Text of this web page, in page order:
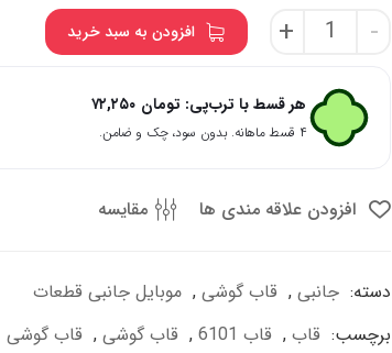
-
قاب
گوشی
نوکیا
مدل
عدد
+ افزودن به سبد خرید
هر قسط با ترب‌پی: ۷۲,۲۵۰ تومان
۴ قسط ماهانه. بدون سود، چک و ضامن.
افزودن علاقه مندی ها مقایسه
دسته: جانبی , قاب گوشی , موبایل جانبی قطعات
برچسب: قاب , قاب 6101 , قاب گوشی , قاب گوشی 6101